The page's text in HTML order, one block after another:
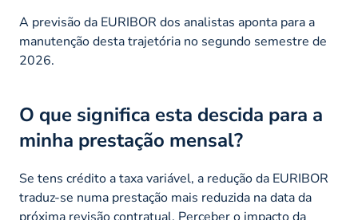
A previsão da EURIBOR dos analistas aponta para a
manutenção desta trajetória no segundo semestre de
2026.
O que significa esta descida para a
minha prestação mensal?
Se tens crédito a taxa variável, a redução da EURIBOR
traduz-se numa prestação mais reduzida na data da